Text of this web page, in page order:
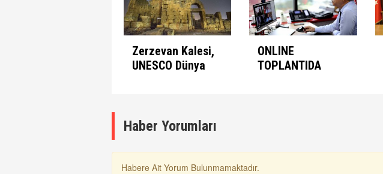
Zerzevan Kalesi,
UNESCO Dünya
ONLINE
TOPLANTIDA
Haber Yorumları
Habere Ait Yorum Bulunmamaktadır.